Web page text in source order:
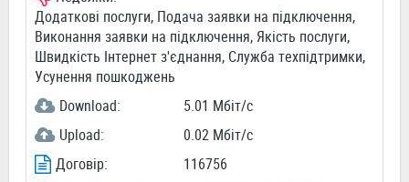
Додаткові послуги, Подача заявки на підключення,
Виконання заявки на підключення, Якість послуги,
Швидкість Інтернет з'єднання, Служба техпідтримки,
Усунення пошкоджень
Download:
5.01 Мбіт/c
Upload:
0.02 Мбіт/c
Договір:
116756